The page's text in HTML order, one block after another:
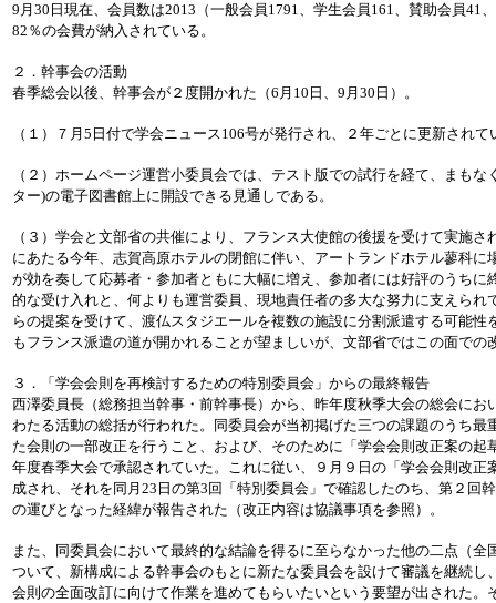
9月30日現在、会員数は2013（一般会員1791、学生会員161、賛助会員41
82％の会費が納入されている。
２．幹事会の活動
春季総会以後、幹事会が２度開かれた（6月10日、9月30日）。
（１）７月5日付で学会ニュース106号が発行され、２年ごとに更新され
（２）ホームページ運営小委員会では、テスト版での試行を経て、まも
ター)の電子図書館上に開設できる見通しである。
（３）学会と文部省の共催により、フランス大使館の後援を受けて実施
にあたる今年、志賀高原ホテルの閉館に伴い、アートランドホテル蓼科に
が効を奏して応募者・参加者ともに大幅に増え、参加者には好評のうちに
的な受け入れと、何よりも運営委員、現地責任者の多大な努力に支えられ
らの提案を受けて、渡仏スタジエールを複数の施設に分割派遣する可能性
もフランス派遣の道が開かれることが望ましいが、文部省ではこの面での
３．「学会会則を再検討するための特別委員会」からの最終報告
西澤委員長（総務担当幹事・前幹事長）から、昨年度秋季大会の総会にお
わたる活動の総括が行われた。同委員会が当初掲げた三つの課題のうち最
た会則の一部改正を行うこと、および、そのために「学会会則改正案の起
年度春季大会で承認されていた。これに従い、９月９日の「学会会則改正
成され、それを同月23日の第3回「特別委員会」で確認したのち、第２回
の運びとなった経緯が報告された（改正内容は協議事項を参照）。
また、同委員会において最終的な結論を得るに至らなかった他の二点（全
ついて、新構成による幹事会のもとに新たな委員会を設けて審議を継続し
会則の全面改訂に向けて作業を進めてもらいたいという要望が出された。